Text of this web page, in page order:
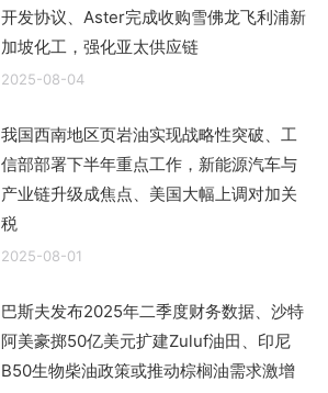
开发协议、Aster完成收购雪佛龙飞利浦新
加坡化工，强化亚太供应链
2025-08-04
我国西南地区页岩油实现战略性突破、工
信部部署下半年重点工作，新能源汽车与
产业链升级成焦点、美国大幅上调对加关
税
2025-08-01
巴斯夫发布2025年二季度财务数据、沙特
阿美豪掷50亿美元扩建Zuluf油田、印尼
B50生物柴油政策或推动棕榈油需求激增